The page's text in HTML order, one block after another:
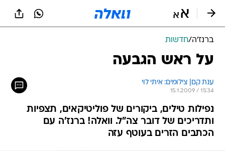
ברנז'ה/חדשות
על ראש הגבעה
ענת קם| צילומים: איתי לוי
15.1.2009 / 15:34
נפילות טילים, ביקורים של פוליטיקאים, תצפיות
ותדריכים של דובר צה"ל. וואלה! ברנז'ה עם
הכתבים הזרים בעוטף עזה